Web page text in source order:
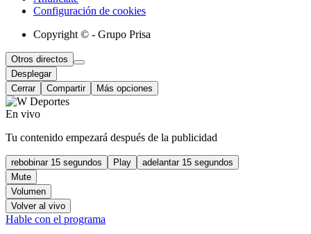
Configuración de cookies
Copyright © - Grupo Prisa
Otros directos
Desplegar
Cerrar
Compartir Más opciones
En vivo
Tu contenido empezará después de la publicidad
rebobinar 15 segundos Play
adelantar 15 segundos
Mute
Volumen
Volver al vivo
Hable con el programa